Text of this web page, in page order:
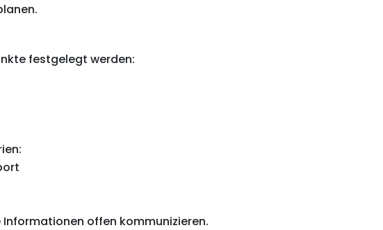
festgelegt werden:
Informationen offen kommunizieren.